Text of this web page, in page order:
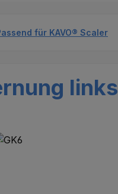
für KAVO® Scaler